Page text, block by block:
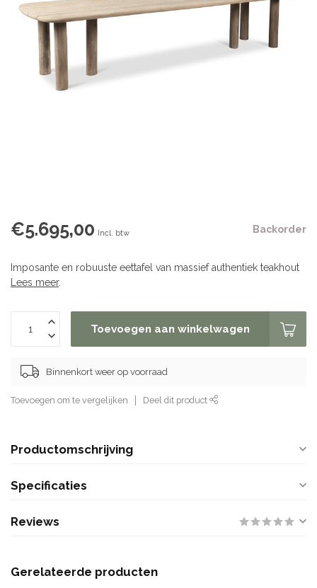
€5.695,00 Incl. btw Backorder
Imposante en robuuste eettafel van massief authentiek teakhout
Lees meer.
Toevoegen aan winkelwagen
Binnenkort weer op voorraad
Toevoegen om te vergelijken Deel dit product
Productomschrijving
Specificaties
Reviews
Gerelateerde producten